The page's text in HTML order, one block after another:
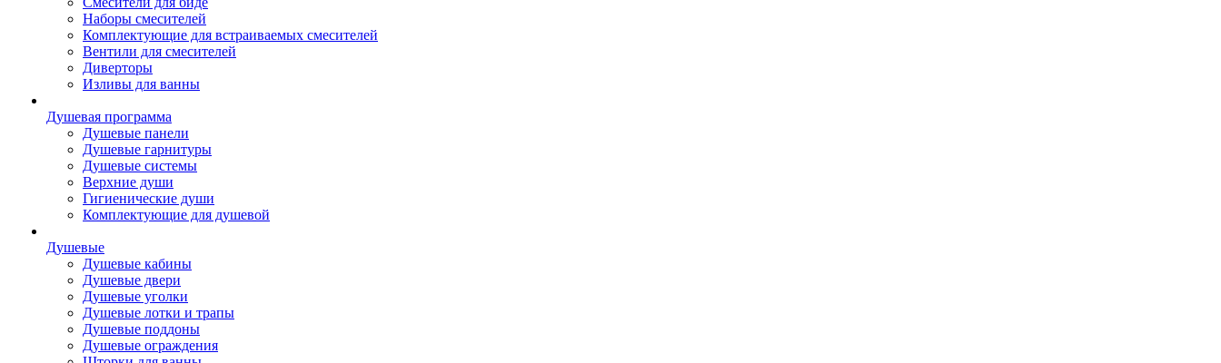
Наборы смесителей
Комплектующие для встраиваемых смесителей
Вентили для смесителей
Диверторы
Изливы для ванны
Душевая программа
Душевые панели
Душевые гарнитуры
Душевые системы
Верхние души
Гигиенические души
Комплектующие для душевой
Душевые
Душевые кабины
Душевые двери
Душевые уголки
Душевые лотки и трапы
Душевые поддоны
Душевые ограждения